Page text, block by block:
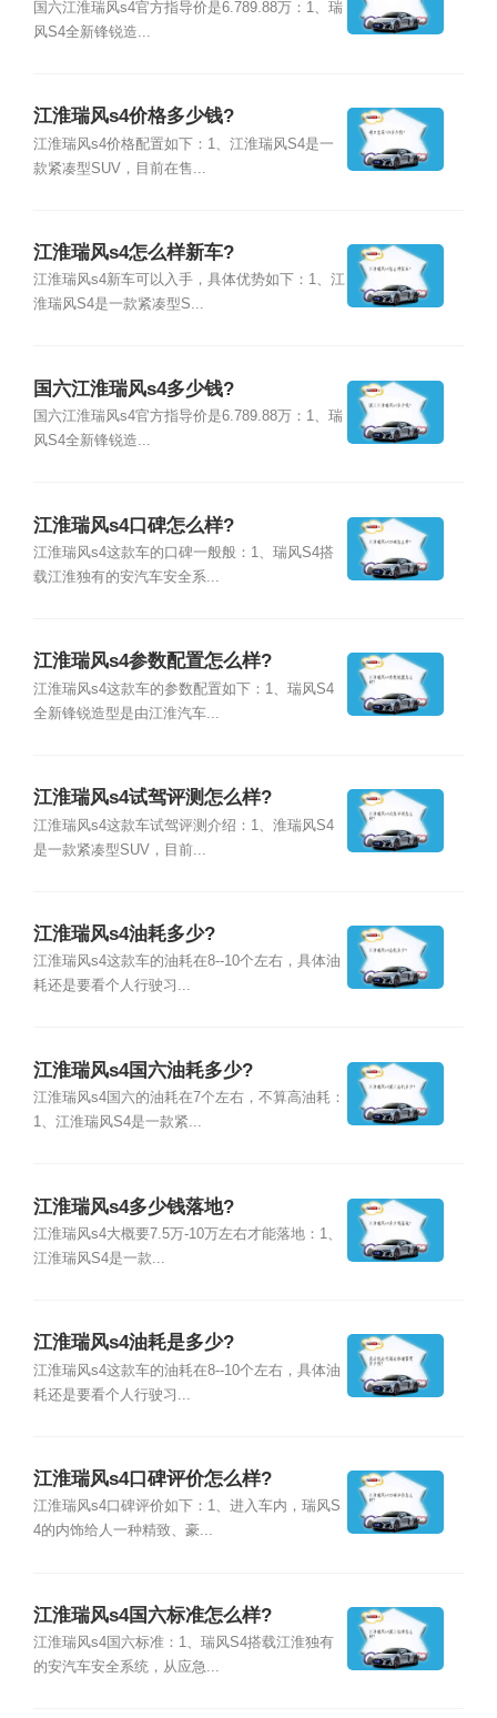
国六江淮瑞风s4官方指导价是6.789.88万：1、瑞
风S4全新锋锐造...
江淮瑞风s4价格多少钱?
江淮瑞风s4价格配置如下：1、江淮瑞风S4是一
款紧凑型SUV，目前在售...
江淮瑞风s4怎么样新车?
江淮瑞风s4新车可以入手，具体优势如下：1、江
淮瑞风S4是一款紧凑型S...
国六江淮瑞风s4多少钱?
国六江淮瑞风s4官方指导价是6.789.88万：1、瑞
风S4全新锋锐造...
江淮瑞风s4口碑怎么样?
江淮瑞风s4这款车的口碑一般般：1、瑞风S4搭
载江淮独有的安汽车安全系...
江淮瑞风s4参数配置怎么样?
江淮瑞风s4这款车的参数配置如下：1、瑞风S4
全新锋锐造型是由江淮汽车...
江淮瑞风s4试驾评测怎么样?
江淮瑞风s4这款车试驾评测介绍：1、淮瑞风S4
是一款紧凑型SUV，目前...
江淮瑞风s4油耗多少?
江淮瑞风s4这款车的油耗在8--10个左右，具体油
耗还是要看个人行驶习...
江淮瑞风s4国六油耗多少?
江淮瑞风s4国六的油耗在7个左右，不算高油耗：
1、江淮瑞风S4是一款紧...
江淮瑞风s4多少钱落地?
江淮瑞风s4大概要7.5万-10万左右才能落地：1、
江淮瑞风S4是一款...
江淮瑞风s4油耗是多少?
江淮瑞风s4这款车的油耗在8--10个左右，具体油
耗还是要看个人行驶习...
江淮瑞风s4口碑评价怎么样?
江淮瑞风s4口碑评价如下：1、进入车内，瑞风S
4的内饰给人一种精致、豪...
江淮瑞风s4国六标准怎么样?
江淮瑞风s4国六标准：1、瑞风S4搭载江淮独有
的安汽车安全系统，从应急...